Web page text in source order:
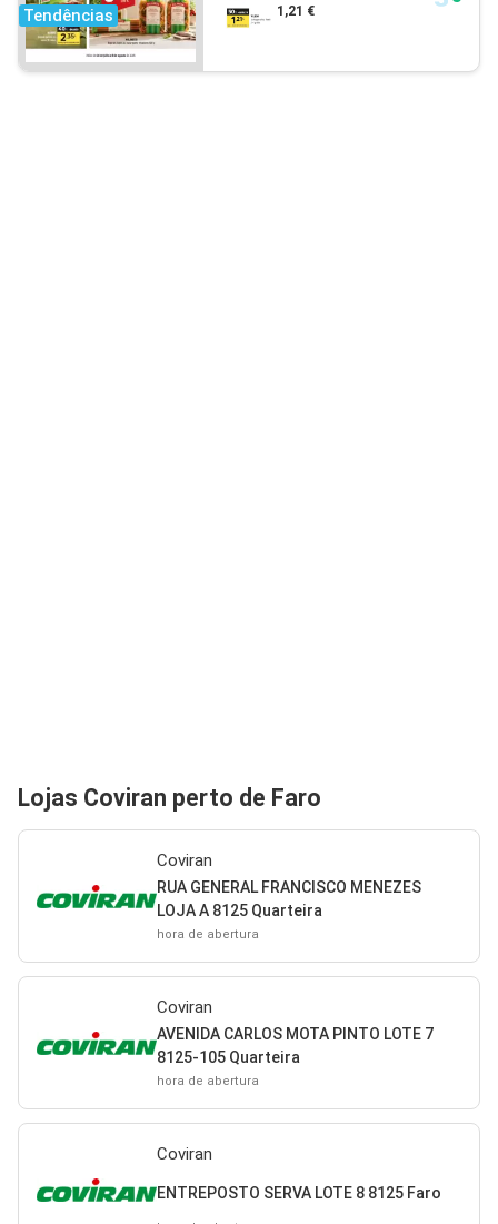
Tendências
1,21 €
Lojas Coviran perto de Faro
Coviran
RUA GENERAL FRANCISCO MENEZES
LOJA A 8125 Quarteira
hora de abertura
Coviran
AVENIDA CARLOS MOTA PINTO LOTE 7
8125-105 Quarteira
hora de abertura
Coviran
ENTREPOSTO SERVA LOTE 8 8125 Faro